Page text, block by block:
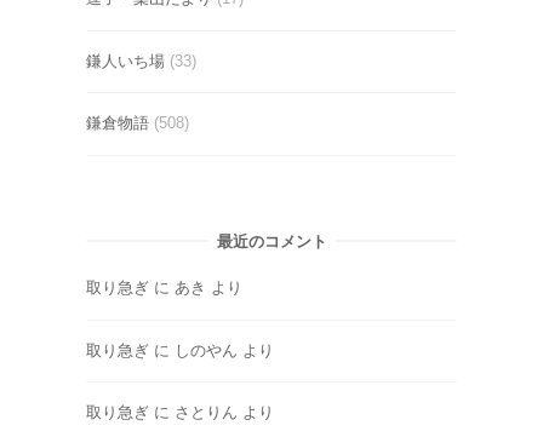
鎌人いち場 (33)
鎌倉物語 (508)
最近のコメント
取り急ぎ に あき より
取り急ぎ に しのやん より
取り急ぎ に さとりん より